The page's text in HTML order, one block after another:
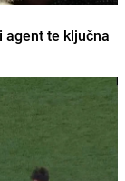
agent te ključna